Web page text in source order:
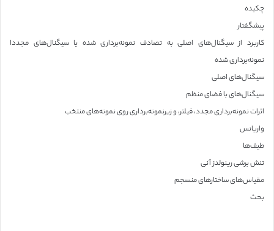
چکیده
پیشگفتار
کاربرد از سیگنال‌های اصلی به تصادف نمونه‌برداری شده یا سیگنال‌های مجددا
نمونه‌برداری شده
سیگنال‌های اصلی
سیگنال‌های با فضای منظم
اثرات نمونه‌برداری مجدد، فیلتر، و زیرنمونه‌برداری روی نمونه‌های منتخب
واریانس
طیف‌ها
تنش برشی رینولدز آنی
مقیاس‌های ساختارهای منسجم
بحث